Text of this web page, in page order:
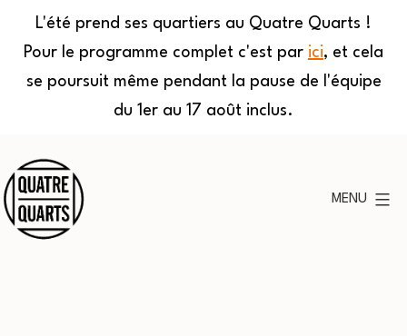
L'été prend ses quartiers au Quatre Quarts !
Pour le programme complet c'est par ici, et cela
se poursuit même pendant la pause de l'équipe
du 1er au 17 août inclus.
au
contenu
MENU